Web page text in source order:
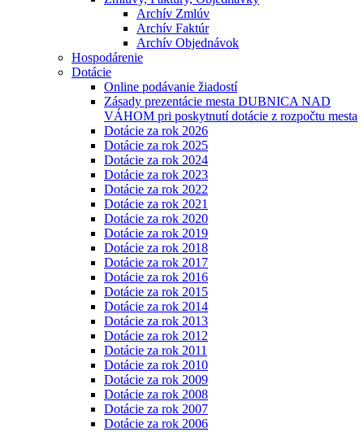
Archív Zmlúv
Archív Faktúr
Archív Objednávok
Hospodárenie
Dotácie
Online podávanie žiadostí
Zásady prezentácie mesta DUBNICA NAD
VÁHOM pri poskytnutí dotácie z rozpočtu mesta
Dotácie za rok 2026
Dotácie za rok 2025
Dotácie za rok 2024
Dotácie za rok 2023
Dotácie za rok 2022
Dotácie za rok 2021
Dotácie za rok 2020
Dotácie za rok 2019
Dotácie za rok 2018
Dotácie za rok 2017
Dotácie za rok 2016
Dotácie za rok 2015
Dotácie za rok 2014
Dotácie za rok 2013
Dotácie za rok 2012
Dotácie za rok 2011
Dotácie za rok 2010
Dotácie za rok 2009
Dotácie za rok 2008
Dotácie za rok 2007
Dotácie za rok 2006